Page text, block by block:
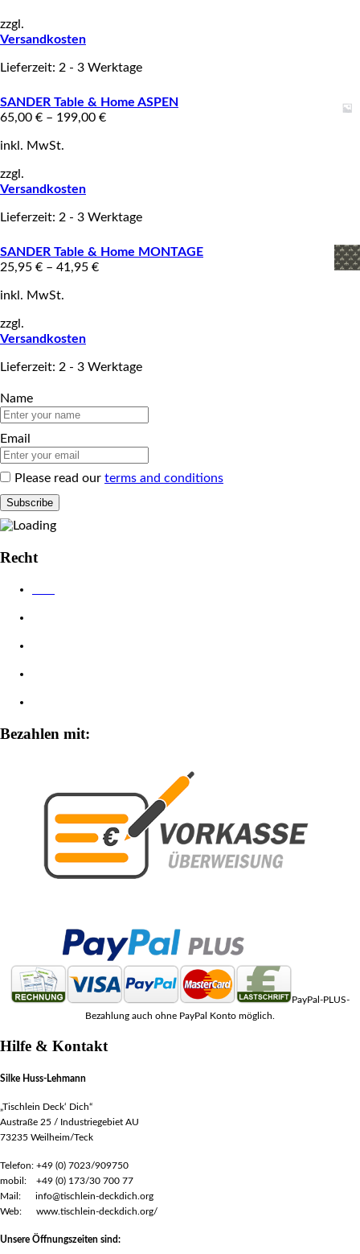
zzgl.
Versandkosten
Lieferzeit: 2 - 3 Werktage
SANDER Table & Home ASPEN
65,00 € – 199,00 €
inkl. MwSt.
zzgl.
Versandkosten
Lieferzeit: 2 - 3 Werktage
SANDER Table & Home MONTAGE
25,95 € – 41,95 €
inkl. MwSt.
zzgl.
Versandkosten
Lieferzeit: 2 - 3 Werktage
Name
Email
Please read our terms and conditions
Recht
Bezahlen mit:
PayPal-PLUS-
Bezahlung auch ohne PayPal Konto möglich.
Hilfe & Kontakt
Silke Huss-Lehmann
„Tischlein Deck‘ Dich“
Austraße 25 / Industriegebiet AU
73235 Weilheim/Teck
Telefon: +49 (0) 7023/909750
mobil: +49 (0) 173/30 700 77
Mail: info@tischlein-deckdich.org
Web: www.tischlein-deckdich.org/
Unsere Öffnungszeiten sind: